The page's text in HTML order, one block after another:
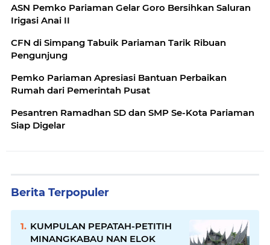
ASN Pemko Pariaman Gelar Goro Bersihkan Saluran
Irigasi Anai II
CFN di Simpang Tabuik Pariaman Tarik Ribuan
Pengunjung
Pemko Pariaman Apresiasi Bantuan Perbaikan
Rumah dari Pemerintah Pusat
Pesantren Ramadhan SD dan SMP Se-Kota Pariaman
Siap Digelar
Berita Terpopuler
KUMPULAN PEPATAH-PETITIH
MINANGKABAU NAN ELOK